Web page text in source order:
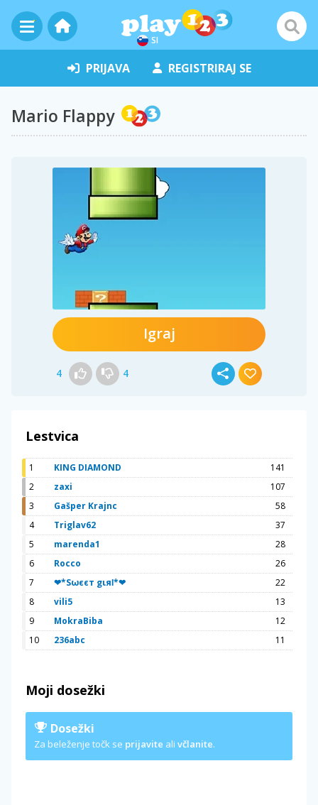
SI
PRIJAVA REGISTRIRAJ SE
Mario Flappy
Igraj
4 4
Lestvica
1 KING DIAMOND
141
2
zaxi
107
3
Gašper Krajnc
58
4
Triglav62
37
5
marenda1
28
6
Rocco
26
7
❤*Sωєєт gιяƖ*❤
22
8
vili5
13
9
MokraBiba
12
10
236abc 11
Moji dosežki
Dosežki
Za beleženje točk se prijavite ali včlanite.